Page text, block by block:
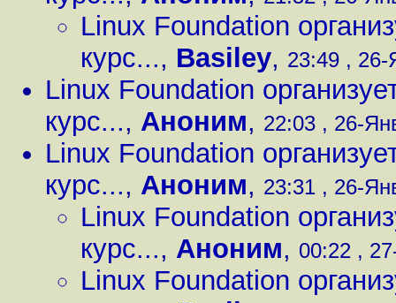
Linux Foundation
курс..., Basiley, 23:49 ,
Linux Foundation
курс..., Аноним, 22:03 , 26-
Linux Foundation
курс..., Аноним, 23:31 , 26-
Linux Foundation
курс..., Аноним, 00:22 ,
Linux Foundation